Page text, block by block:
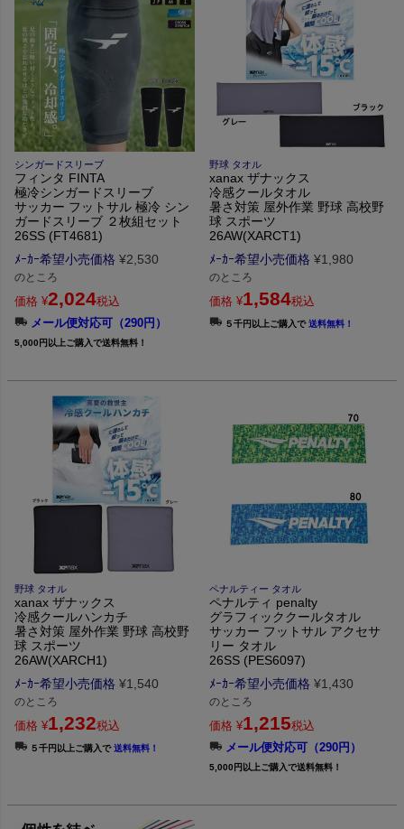
シンガードスリーブ
フィンタ FINTA
極冷シンガードスリーブ
サッカー フットサル 極冷 シン
ガードスリーブ ２枚組セット
26SS (FT4681)
ﾒｰｶｰ希望小売価格 ¥2,530
のところ
価格 ¥2,024税込
メール便対応可（290円）
5,000円以上ご購入で送料無料！
野球 タオル
xanax ザナックス
冷感クールタオル
暑さ対策 屋外作業 野球 高校野
球 スポーツ
26AW(XARCT1)
ﾒｰｶｰ希望小売価格 ¥1,980
のところ
価格 ¥1,584税込
５千円以上ご購入で送料無料！
野球 タオル
xanax ザナックス
冷感クールハンカチ
暑さ対策 屋外作業 野球 高校野
球 スポーツ
26AW(XARCH1)
ﾒｰｶｰ希望小売価格 ¥1,540
のところ
価格 ¥1,232税込
５千円以上ご購入で送料無料！
ペナルティー タオル
ペナルティ penalty
グラフィッククールタオル
サッカー フットサル アクセサ
リー タオル
26SS (PES6097)
ﾒｰｶｰ希望小売価格 ¥1,430
のところ
価格 ¥1,215税込
メール便対応可（290円）
5,000円以上ご購入で送料無料！